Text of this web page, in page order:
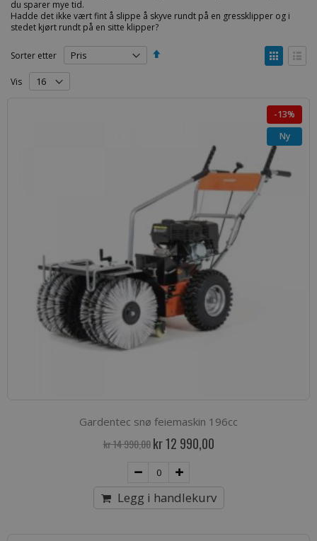
du sparer mye tid.
Hadde det ikke vært fint å slippe å skyve rundt på en gressklipper og i
stedet kjørt rundt på en sitte klipper?
Sorter etter
Angi
Vise
som
Vis
-13%
Ny
Gardentec snø feiemaskin 196cc
kr 14 990,00 Spesialpris
kr 12 990,00
Legg i handlekurv